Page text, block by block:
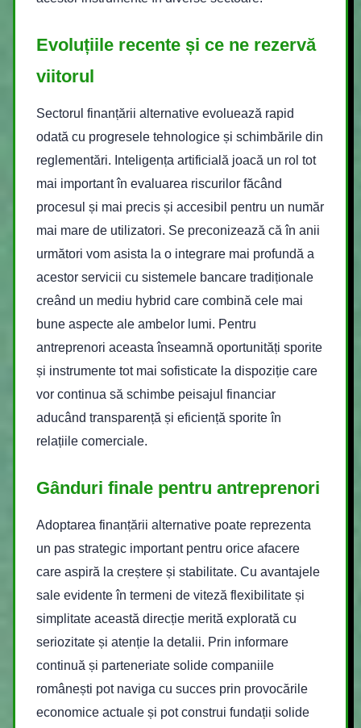
Evoluțiile recente și ce ne rezervă
viitorul
Sectorul finanțării alternative evoluează rapid
odată cu progresele tehnologice și schimbările din
reglementări. Inteligența artificială joacă un rol tot
mai important în evaluarea riscurilor făcând
procesul și mai precis și accesibil pentru un număr
mai mare de utilizatori. Se preconizează că în anii
următori vom asista la o integrare mai profundă a
acestor servicii cu sistemele bancare tradiționale
creând un mediu hybrid care combină cele mai
bune aspecte ale ambelor lumi. Pentru
antreprenori aceasta înseamnă oportunități sporite
și instrumente tot mai sofisticate la dispoziție care
vor continua să schimbe peisajul financiar
aducând transparență și eficiență sporite în
relațiile comerciale.
Gânduri finale pentru antreprenori
Adoptarea finanțării alternative poate reprezenta
un pas strategic important pentru orice afacere
care aspiră la creștere și stabilitate. Cu avantajele
sale evidente în termeni de viteză flexibilitate și
simplitate această direcție merită explorată cu
seriozitate și atenție la detalii. Prin informare
continuă și parteneriate solide companiile
românești pot naviga cu succes prin provocările
economice actuale și pot construi fundații solide